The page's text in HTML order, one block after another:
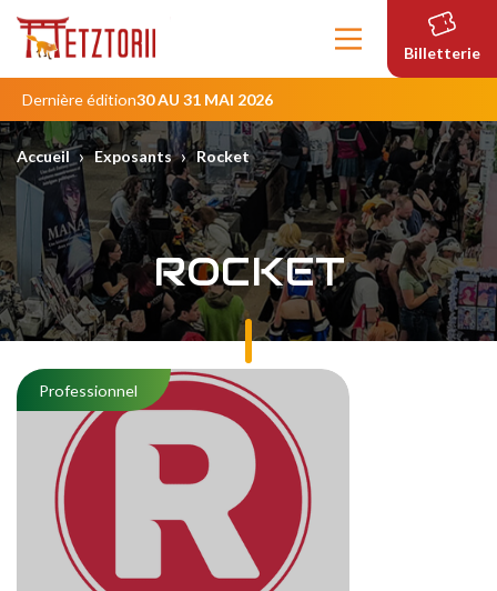
Contenu
principal
Billetterie
Dernière édition30 AU 31 MAI 2026
Accueil › Exposants › Rocket
ROCKET
Professionnel